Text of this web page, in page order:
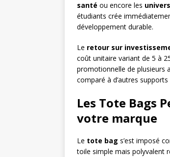
santé ou encore les
étudiants crée
développement durable.
Le retour sur
coût unitaire variant de 5 à
promotionnelle de plusieurs
comparé à d’autres
Les Tote Bags
votre marque
Le tote bag s’est imposé
toile simple mais polyvalent